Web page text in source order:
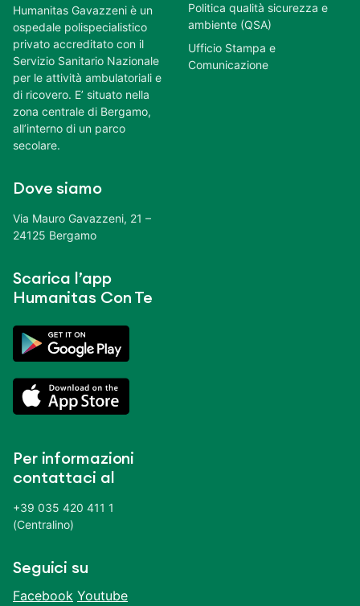
Humanitas Gavazzeni è un
ospedale polispecialistico
privato accreditato con il
Servizio Sanitario Nazionale
per le attività ambulatoriali e
di ricovero. E’ situato nella
zona centrale di Bergamo,
all’interno di un parco
secolare.
Dove siamo
Via Mauro Gavazzeni, 21 –
24125 Bergamo
Scarica l’app
Humanitas Con Te
Per informazioni
contattaci al
+39 035 420 411 1
(Centralino)
Seguici su
Facebook Youtube
Politica qualità sicurezza e
ambiente (QSA)
Ufficio Stampa e
Comunicazione